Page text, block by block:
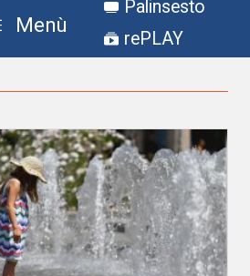
Menù
Palinsesto
rePLAY